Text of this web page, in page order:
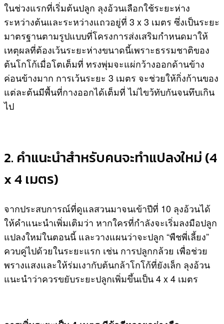
ในช่วงแรกที่เริ่มต้นปลูก ลุงอ้วนเลือกใช้ระยะห่าง
ระหว่างต้นและระหว่างแถวอยู่ที่ 3 x 3 เมตร ซึ่งเป็นระยะ
มาตรฐานตามรูปแบบที่โครงการส่งเสริมกำหนดมาให้
เหตุผลที่ต้องเว้นระยะห่างขนาดนี้เพราะธรรมชาติของ
ต้นโกโก้เมื่อโตเต็มที่ ทรงพุ่มจะแผ่กว้างออกด้านข้าง
ค่อนข้างมาก การเว้นระยะ 3 เมตร จะช่วยให้กิ่งก้านของ
แต่ละต้นมีพื้นที่กางออกได้เต็มที่ ไม่ไขว้ทับกันจนทึบเกิน
ไป
2. คำแนะนำสำหรับคนจะทำแปลงใหม่ (4
x 4 เมตร)
จากประสบการณ์ที่ดูแลสวนมาจนเข้าปีที่ 10 ลุงอ้วนได้
ให้คำแนะนำเพิ่มเติมว่า หากใครที่กำลังจะเริ่มลงมือปลูก
แปลงใหม่ในตอนนี้ และวางแผนว่าจะปลูก “พืชพี่เลี้ยง”
ควบคู่ไปด้วยในระยะแรก เช่น การปลูกกล้วย เพื่อช่วย
พรางแสงและให้ร่มเงากับต้นกล้าโกโก้ที่ยังเล็ก ลุงอ้วน
แนะนำว่าควรขยับระยะปลูกเพิ่มขึ้นเป็น 4 x 4 เมตร